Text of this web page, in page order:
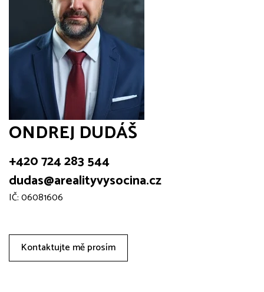
ONDREJ DUDÁŠ
+420 724 283 544
dudas@arealityvysocina.cz
IČ: 06081606
Kontaktujte mě prosím